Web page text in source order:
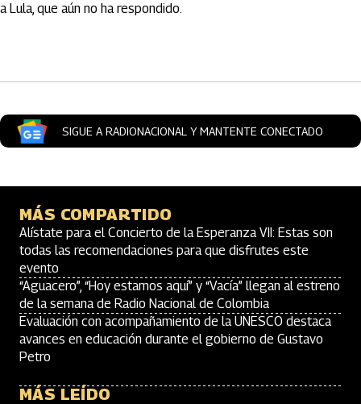
a Lula, que aún no ha respondido.
SIGUE A RADIONACIONAL Y MANTENTE CONECTADO
MÁS COMPARTIDO
Alístate para el Concierto de la Esperanza VII: Estas son
todas las recomendaciones para que disfrutes este
evento
“Aguacero”, “Hoy estamos aquí” y “Vacía” llegan al estreno
de la semana de Radio Nacional de Colombia
Evaluación con acompañamiento de la UNESCO destaca
avances en educación durante el gobierno de Gustavo
Petro
MÁS LEÍDO